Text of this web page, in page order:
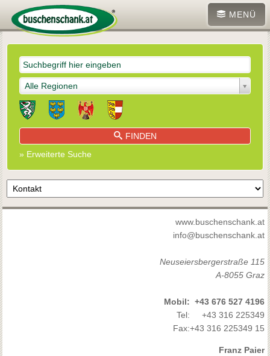
MENÜ
Alle Regionen
FINDEN
» Erweiterte Suche
www.buschenschank.at
info@buschenschank.at
Neuseiersbergerstraße 115
A-8055 Graz
Mobil: +43 676 527 4196
Tel:
+43 316 225349
Fax:+43 316 225349 15
Franz Paier